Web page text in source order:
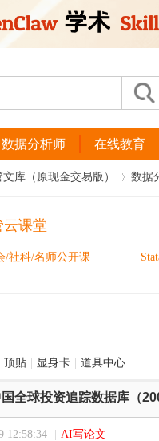
据分析师 在线教育
文库（原现金交易版） 数据
云课堂
/社科/名师公开课
顶贴 显身卡 道具中心
全球投资追踪数据库（
12:58:34 AI写论文